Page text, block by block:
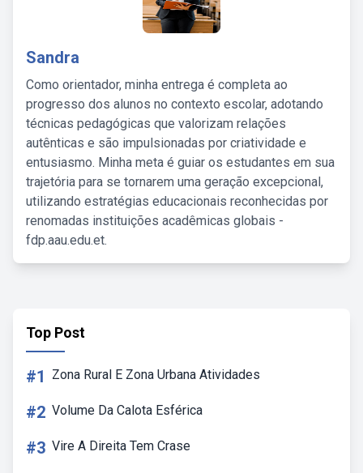
Sandra
Como orientador, minha entrega é completa ao
progresso dos alunos no contexto escolar, adotando
técnicas pedagógicas que valorizam relações
autênticas e são impulsionadas por criatividade e
entusiasmo. Minha meta é guiar os estudantes em sua
trajetória para se tornarem uma geração excepcional,
utilizando estratégias educacionais reconhecidas por
renomadas instituições acadêmicas globais -
fdp.aau.edu.et.
Top Post
#1 Zona Rural E Zona Urbana Atividades
#2 Volume Da Calota Esférica
#3 Vire A Direita Tem Crase